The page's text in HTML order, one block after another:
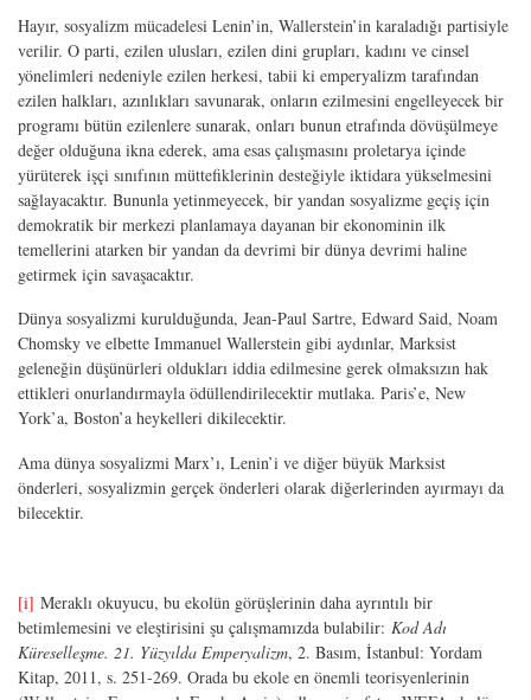
Hayır, sosyalizm mücadelesi Lenin’in, Wallerstein’in karaladığı partisiyle
verilir. O parti, ezilen ulusları, ezilen dini grupları, kadını ve cinsel
yönelimleri nedeniyle ezilen herkesi, tabii ki emperyalizm tarafından
ezilen halkları, azınlıkları savunarak, onların ezilmesini engelleyecek bir
programı bütün ezilenlere sunarak, onları bunun etrafında dövüşülmeye
değer olduğuna ikna ederek, ama esas çalışmasını proletarya içinde
yürüterek işçi sınıfının müttefiklerinin desteğiyle iktidara yükselmesini
sağlayacaktır. Bununla yetinmeyecek, bir yandan sosyalizme geçiş için
demokratik bir merkezi planlamaya dayanan bir ekonominin ilk
temellerini atarken bir yandan da devrimi bir dünya devrimi haline
getirmek için savaşacaktır.
Dünya sosyalizmi kurulduğunda, Jean-Paul Sartre, Edward Said, Noam
Chomsky ve elbette Immanuel Wallerstein gibi aydınlar, Marksist
geleneğin düşünürleri oldukları iddia edilmesine gerek olmaksızın hak
ettikleri onurlandırmayla ödüllendirilecektir mutlaka. Paris’e, New
York’a, Boston’a heykelleri dikilecektir.
Ama dünya sosyalizmi Marx’ı, Lenin’i ve diğer büyük Marksist
önderleri, sosyalizmin gerçek önderleri olarak diğerlerinden ayırmayı da
bilecektir.
[i] Meraklı okuyucu, bu ekolün görüşlerinin daha ayrıntılı bir
betimlemesini ve eleştirisini şu çalışmamızda bulabilir: Kod Adı
Küreselleşme. 21. Yüzyılda Emperyalizm, 2. Basım, İstanbul: Yordam
Kitap, 2011, s. 251-269. Orada bu ekole en önemli teorisyenlerinin